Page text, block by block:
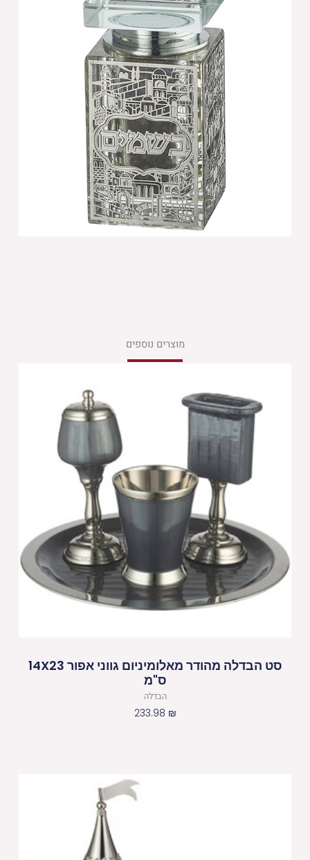
מוצרים נוספים
סט הבדלה מהודר מאלומיניום גווני אפור 14X23
ס"מ
הבדלה
233.98 ₪